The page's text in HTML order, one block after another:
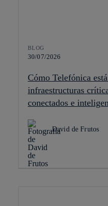
BLOG
30/07/2026
Cómo Telefónica
infraestructuras
conectados e
David de Frutos